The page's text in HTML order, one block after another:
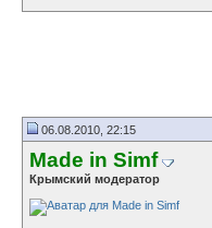
06.08.2010, 22:15
Made in Simf
Крымский модератор